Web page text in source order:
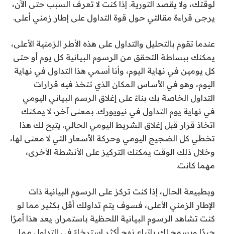
لوقتك، ولا يقصد التورية. إذا كنت لا تعرف السبب حتى الآن،
يرجى قراءة مقالتي حول قوة التداول على إطار زمني أعلى.
عندما تقوم بالتحليل والتداول على هذه الأطر الزمنية الأعلى،
يمكنك ببساطة التحقق من الرسوم البيانية كل يوم أو حتى
كل يومين في نهاية اليوم، وأنا أسمي هذا التداول في نهاية
اليوم، وهو في الأساس المكان الذي تتخذ فيه قرارات
التداول الخاصة بك بناءً على إغلاق الرسم البياني اليومي
في نهاية يوم التداول في نيويورك. بمعنى آخر، لا يمكنك
اتخاذ قرار قبل إغلاق الشريط اليومي الحالي. يتيح لك هذا
تخطي كل الضجيج اليومي وحركة الأسعار التي لا معنى لها،
وخلال ذلك الوقت يمكنك التركيز على الأنشطة الأخرى،
مهما كانت.
وبطبيعة الحال، إذا كنت تركز على الرسوم البيانية ذات
الإطار الزمني الأعلى، فسوف يتم تداولك أقل بكثير مما لو
كنت تشاهد الرسوم البيانية اللحظية باستمرار. يعد هذا أمرًا
جيدًا ويسمح لك باتباع نهج أكثر استرخاءً في التداول مما